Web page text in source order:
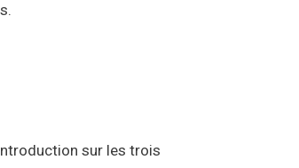
sur les trois